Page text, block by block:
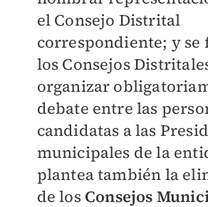
el Consejo Distrital
correspondiente; y se
los Consejos
organizar
debate entre las
candidatas a las
municipales de la
plantea también la
de los Consejos